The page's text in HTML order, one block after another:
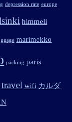
depression rate europe
himmeli
marimekko
packing paris
travel wifi カルダ